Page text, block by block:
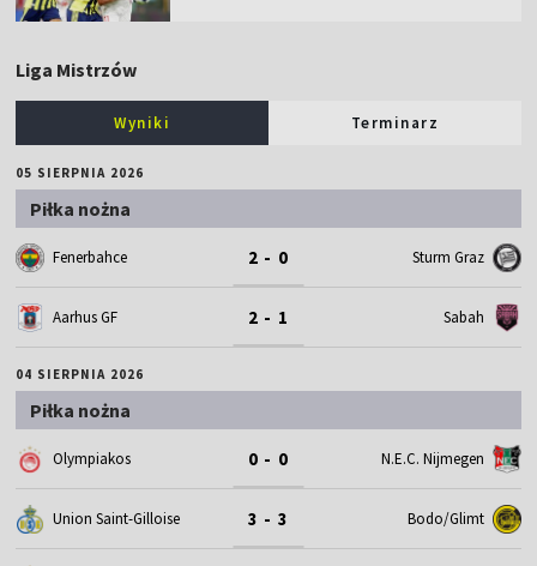
Liga Mistrzów
Wyniki Terminarz
05 SIERPNIA 2026
Piłka nożna
Fenerbahce 2 - 0 Sturm Graz
Aarhus GF 2 - 1 Sabah
04 SIERPNIA 2026
Piłka nożna
Olympiakos 0 - 0 N.E.C. Nijmegen
Union Saint-Gilloise 3 - 3 Bodo/Glimt